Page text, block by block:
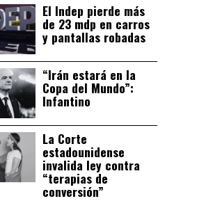
El Indep pierde más
de 23 mdp en carros
y pantallas robadas
“Irán estará en la
Copa del Mundo”:
Infantino
La Corte
estadounidense
invalida ley contra
“terapias de
conversión”